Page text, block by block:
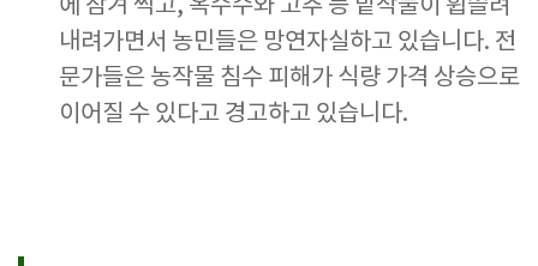
에 잠겨 썩고, 옥수수와 고추 등 밭작물이 휩쓸려
내려가면서 농민들은 망연자실하고 있습니다. 전
문가들은 농작물 침수 피해가 식량 가격 상승으로
이어질 수 있다고 경고하고 있습니다.